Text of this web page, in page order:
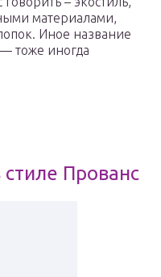
материалами,
Иное название
тоже иногда
Прованс